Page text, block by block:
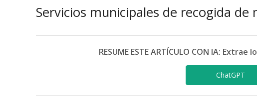
Servicios municipales de recogida de
RESUME ESTE ARTÍCULO CON IA:
ChatGPT